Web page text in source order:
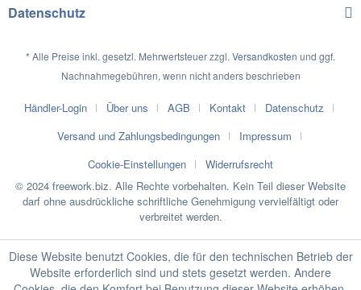
Datenschutz
* Alle Preise inkl. gesetzl. Mehrwertsteuer zzgl. Versandkosten und ggf.
Nachnahmegebühren, wenn nicht anders beschrieben
Händler-Login Über uns AGB Kontakt
Datenschutz
Versand und Zahlungsbedingungen
Impressum
Cookie-Einstellungen
Widerrufsrecht
© 2024 freework.biz. Alle Rechte vorbehalten. Kein Teil dieser Website
darf ohne ausdrückliche schriftliche Genehmigung vervielfältigt oder
verbreitet werden.
Diese Website benutzt Cookies, die für den technischen Betrieb der
Website erforderlich sind und stets gesetzt werden. Andere